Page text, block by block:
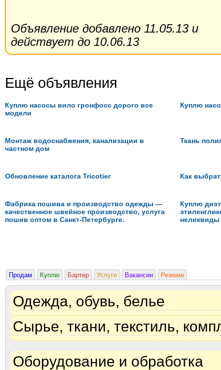
Объявление добавлено 11.05.13 и
действует до 10.06.13
Ещё объявления
Куплю насосы вило гронфосс дорого все
модели
Куплю
Монтаж водоснабжения, канализации в
частном дом
Ткань
Обновление каталога Tricotier Как
Фабрика пошива и производство одежды —
качественное швейное производство, услуга
пошив оптом в Санкт-Петербурге.
Куплю
Продам Куплю Бартер Услуги Вакансии Резюме
Одежда, обувь, белье
Сырье, ткани, текстиль,
Оборудование и обработка